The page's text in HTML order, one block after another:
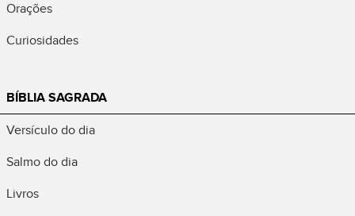
Orações
Curiosidades
BÍBLIA SAGRADA
Versículo do dia
Salmo do dia
Livros